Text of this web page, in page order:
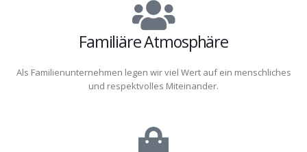
Familiäre Atmosphäre
Als Familienunternehmen legen wir viel Wert auf ein menschliches
und respektvolles Miteinander.